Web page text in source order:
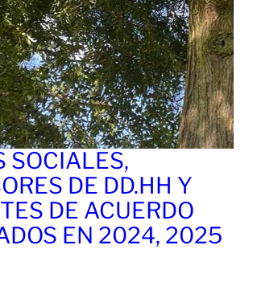
SOCIALES,
DE DD.HH Y
DE ACUERDO
EN 2024, 2025